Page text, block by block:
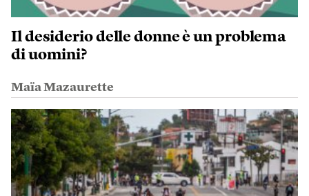
Il desiderio delle donne è un problema
di uomini?
Maïa Mazaurette